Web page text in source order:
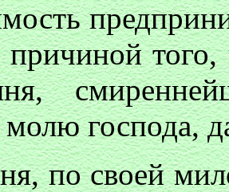
причиной
господа,
по своей